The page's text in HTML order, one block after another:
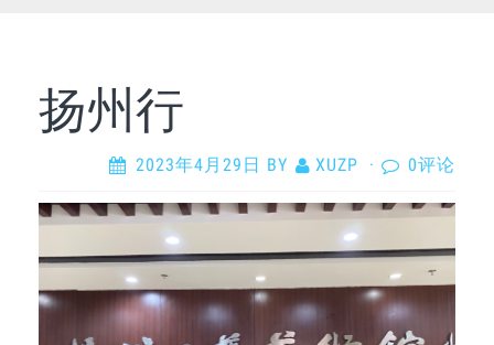
扬州行
2023年4月29日 BY XUZP · 0评论